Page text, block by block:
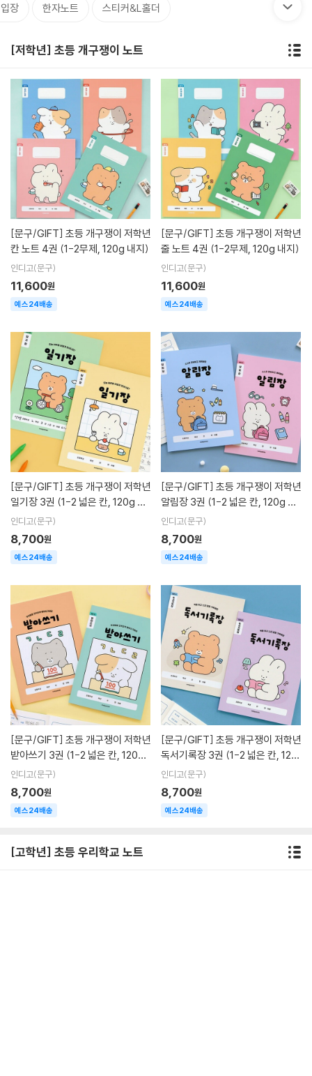
장 한자노트 스티커&L홀더
[저학년] 초등 개구쟁이 노트
[문구/GIFT]
칸 노트 4권 (1-2무제, 120g 내지)
인디고(문구)
11,600원
예스24배송
[문구/GIFT]
줄 노트 4권 (1-2무제, 120g 내지)
인디고(문구)
11,600원
예스24배송
[문구/GIFT]
일기장 3권 (1-2 넓은 칸, 120g 내
지)
인디고(문구)
8,700원
예스24배송
[문구/GIFT]
알림장 3권 (1-2 넓은 칸, 120g 내
지)
인디고(문구)
8,700원
예스24배송
[문구/GIFT]
받아쓰기 3권 (1-2 넓은 칸, 120g
내지)
인디고(문구)
8,700원
예스24배송
[문구/GIFT]
독서기록장 3권 (1-2 넓은 칸, 120
g 내지)
인디고(문구)
8,700원
예스24배송
[고학년] 초등 우리학교 노트